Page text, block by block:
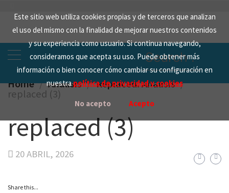
Este sitio web utiliza cookies propias y de terceros que analizan
el uso del mismo con la finalidad de mejorar nuestros contenidos
y su experiencia como usuario. Si continua navegando,
consideramos que acepta su uso. Puede obtener más
información o bien conocer cómo cambiar su configuración en
nuestrapolítica de privacidad y cookies
No acepto Acepto
content
Search
for:
Home Analisis Replaced. Análisis
replaced (3)
replaced (3)
20 ABRIL, 2026
Share this...